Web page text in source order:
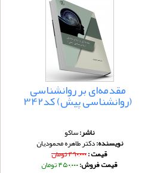
مقدمه‌ای بر روانشناسی
(روانشناسی پیش) کد342
ناشر:ساکو
نویسنده:دکتر طاهره محمودیان
قیمت :۴۹۰,۰۰۰ تومان
قیمت فروش:۴۵۰,۰۰۰ تومان